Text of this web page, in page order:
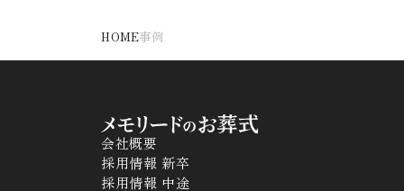
HOME事例
会社概要
採用情報 新卒
採用情報 中途